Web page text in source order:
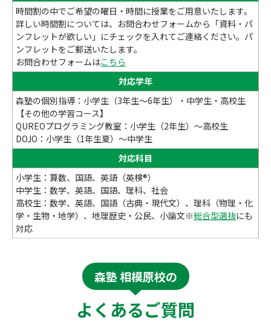
時間割の中でご希望の曜日・時間に授業をご用意いたします。
詳しい時間割については、お問合わせフォームから「資料・パ
ンフレットが欲しい」にチェックを入れてご連絡ください。パ
ンフレットをご郵送いたします。
お問合わせフォームはこちら
対応学年
森塾の個別指導：小学生（3年生～6年生）・中学生・高校生
【その他の学習コース】
QUREOプログラミング教室：小学生（2年生）～高校生
DOJO：小学生（1年生夏）～中学生
対応科目
小学生：算数、国語、英語（英検®）
中学生：数学、英語、国語、理科、社会
高校生：数学、英語、国語（古典・現代文）、理科（物理・化
学・生物・地学）、地理歴史・公民、小論文※総合型選抜にも
対応
森塾 相模原校の
よくあるご質問